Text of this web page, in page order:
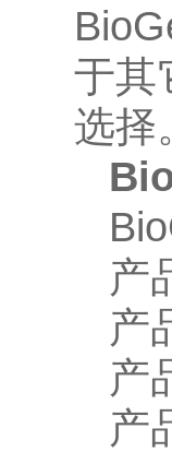
于其
选择
产
产
产
产